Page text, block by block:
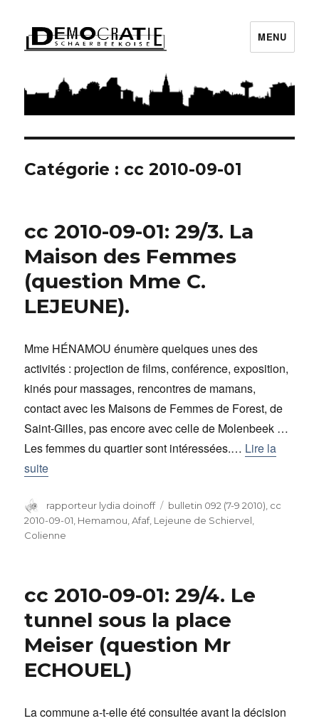
Démocratie Schaerbeekoise
MENU
Catégorie : cc 2010-09-01
cc 2010-09-01: 29/3. La
Maison des Femmes
(question Mme C.
LEJEUNE).
Mme HÉNAMOU énumère quelques unes des
activités : projection de films, conférence, exposition,
kinés pour massages, rencontres de mamans,
contact avec les Maisons de Femmes de Forest, de
Saint-Gilles, pas encore avec celle de Molenbeek …
Les femmes du quartier sont intéressées.… Lire la
suite
Auteur
rapporteur lydia doinoff Catégories
bulletin 092 (7-9 2010) cc
2010-09-01 Hemamou, Afaf, Lejeune de Schiervel,
Colienne
cc 2010-09-01: 29/4. Le
tunnel sous la place
Meiser (question Mr
ECHOUEL)
La commune a-t-elle été consultée avant la décision